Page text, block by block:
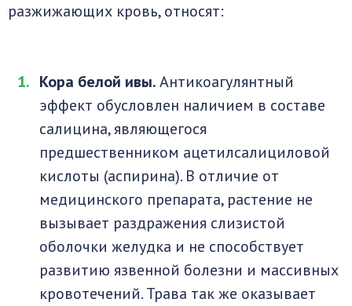
разжижающих кровь, относят:
Кора белой ивы.Антикоагулянтный
эффект обусловлен наличием в составе
салицина, являющегося
предшественником ацетилсалициловой
кислоты (аспирина). В отличие от
медицинского препарата, растение не
вызывает раздражения слизистой
оболочки желудка и не способствует
развитию язвенной болезни и массивных
кровотечений. Трава так же оказывает